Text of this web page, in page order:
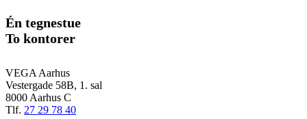
Én tegnestue
To kontorer
VEGA Aarhus
Vestergade 58B, 1. sal
8000 Aarhus C
Tlf. 27 29 78 40